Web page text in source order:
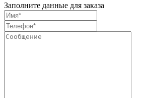
Заполните данные для заказа